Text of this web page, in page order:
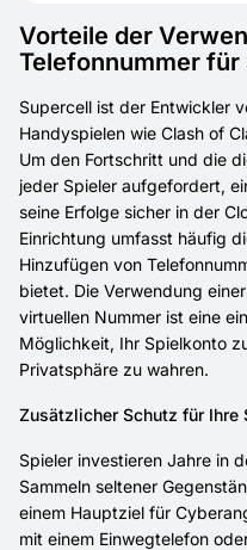
Vorteile der
Telefonnummer für
Supercell ist der Entwickler
Handyspielen wie Clash of
Um den Fortschritt und die
jeder Spieler aufgefordert,
seine Erfolge sicher in der
Einrichtung umfasst häufig
Hinzufügen von
bietet. Die Verwendung
virtuellen Nummer ist eine
Möglichkeit, Ihr Spielkonto
Privatsphäre zu wahren.
Zusätzlicher Schutz für Ihre
Spieler investieren Jahre in
Sammeln seltener
einem Hauptziel für
mit einem Einwegtelefon